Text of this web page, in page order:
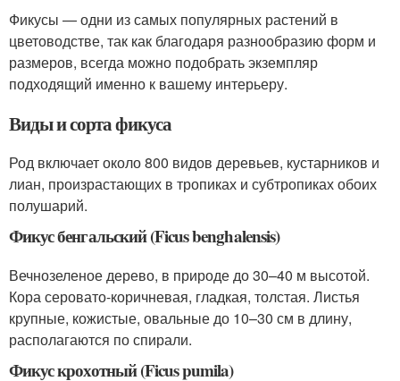
Фикусы — одни из самых популярных растений в
цветоводстве, так как благодаря разнообразию форм и
размеров, всегда можно подобрать экземпляр
подходящий именно к вашему интерьеру.
Виды и сорта фикуса
Род включает около 800 видов деревьев, кустарников и
лиан, произрастающих в тропиках и субтропиках обоих
полушарий.
Фикус бенгальский (Ficus benghalensis)
Вечнозеленое дерево, в природе до 30–40 м высотой.
Кора серовато-коричневая, гладкая, толстая. Листья
крупные, кожистые, овальные до 10–30 см в длину,
располагаются по спирали.
Фикус крохотный (Ficus pumila)